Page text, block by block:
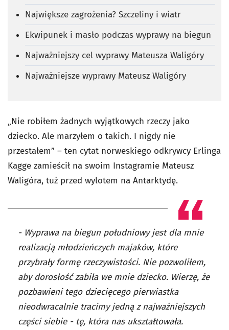
Największe zagrożenia? Szczeliny i wiatr
Ekwipunek i masło podczas wyprawy na biegun
Najważniejszy cel wyprawy Mateusza Waligóry
Najważniejsze wyprawy Mateusz Waligóry
„Nie robiłem żadnych wyjątkowych rzeczy jako
dziecko. Ale marzyłem o takich. I nigdy nie
przestałem” – ten cytat norweskiego odkrywcy Erlinga
Kagge zamieścił na swoim Instagramie Mateusz
Waligóra, tuż przed wylotem na Antarktydę.
- Wyprawa na biegun południowy jest dla mnie
realizacją młodzieńczych majaków, które
przybrały formę rzeczywistości. Nie pozwoliłem,
aby dorosłość zabiła we mnie dziecko. Wierzę, że
pozbawieni tego dziecięcego pierwiastka
nieodwracalnie tracimy jedną z najważniejszych
części siebie - tę, która nas ukształtowała.